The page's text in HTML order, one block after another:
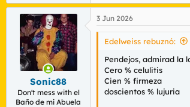
a
c
c
e
Sonic88
Don't mess with el
Baño de mi Abuela
3 Jun 2026
Edelweiss rebuznó:
Pendejos, admirad la
Cero % celulitis
Cien % firmeza
doscientos % lujuria